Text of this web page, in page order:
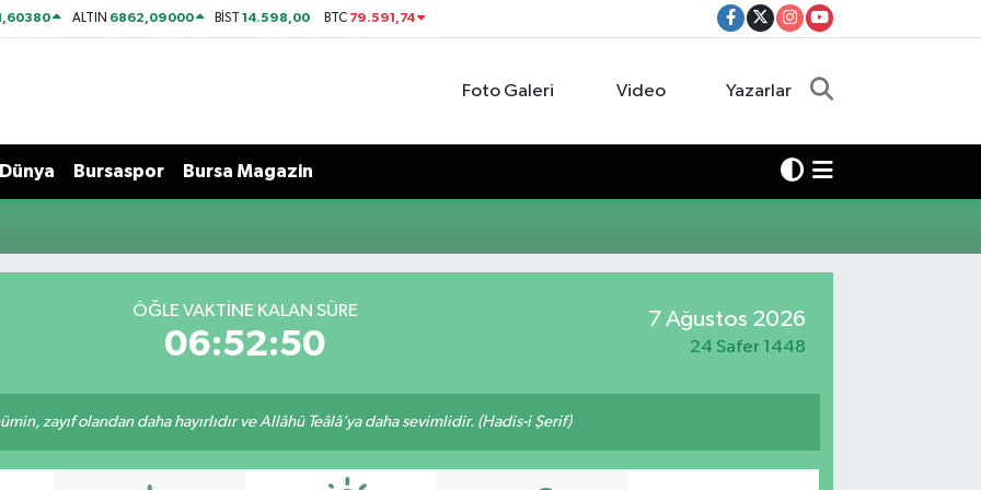
ALTIN 6862,09000 BİST14.598,00 BTC 79.591,74
Foto Galeri Video Yazarlar
Dünya Bursaspor Bursa Magazin
ÖĞLE VAKTİNE KALAN SÜRE
06:52:50
7 Ağustos 2026
24 Safer 1448
zayıf olandan daha hayırlıdır ve Allâhü Teâlâ’ya daha sevimlidir. (Hadis-i Şerif)